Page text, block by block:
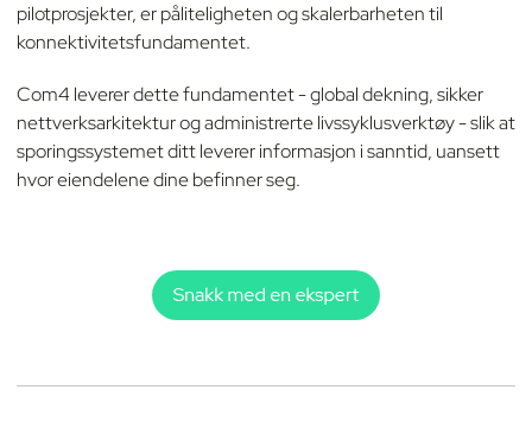
pilotprosjekter, er påliteligheten og skalerbarheten til
konnektivitetsfundamentet.
Com4 leverer dette fundamentet - global dekning, sikker
nettverksarkitektur og administrerte livssyklusverktøy - slik at
sporingssystemet ditt leverer informasjon i sanntid, uansett
hvor eiendelene dine befinner seg.